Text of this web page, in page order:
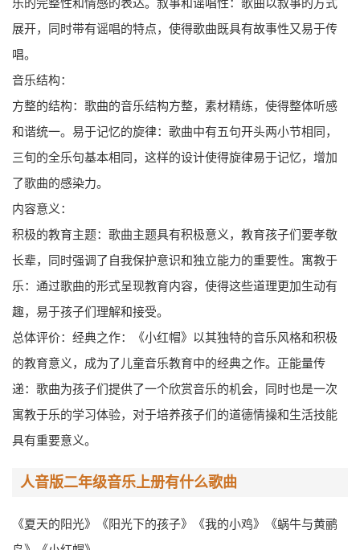
乐的完整性和情感的表达。叙事和谣唱性：歌曲以叙事的方式
展开，同时带有谣唱的特点，使得歌曲既具有故事性又易于传
唱。
音乐结构：
方整的结构：歌曲的音乐结构方整，素材精练，使得整体听感
和谐统一。易于记忆的旋律：歌曲中有五句开头两小节相同，
三旬的全乐句基本相同，这样的设计使得旋律易于记忆，增加
了歌曲的感染力。
内容意义：
积极的教育主题：歌曲主题具有积极意义，教育孩子们要孝敬
长辈，同时强调了自我保护意识和独立能力的重要性。寓教于
乐：通过歌曲的形式呈现教育内容，使得这些道理更加生动有
趣，易于孩子们理解和接受。
总体评价：经典之作：《小红帽》以其独特的音乐风格和积极
的教育意义，成为了儿童音乐教育中的经典之作。正能量传
递：歌曲为孩子们提供了一个欣赏音乐的机会，同时也是一次
寓教于乐的学习体验，对于培养孩子们的道德情操和生活技能
具有重要意义。
人音版二年级音乐上册有什么歌曲
《夏天的阳光》《阳光下的孩子》《我的小鸡》《蜗牛与黄鹂